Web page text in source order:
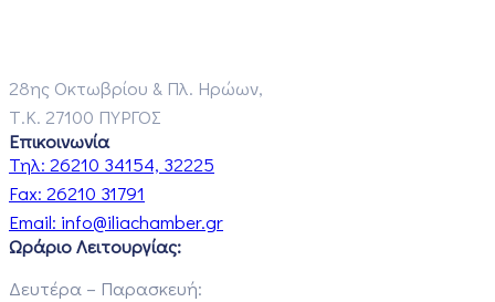
28ης Οκτωβρίου & Πλ. Ηρώων,
Τ.Κ. 27100 ΠΥΡΓΟΣ
Επικοινωνία
Τηλ: 26210 34154, 32225
Fax: 26210 31791
Email: info@iliachamber.gr
Ωράριο Λειτουργίας:
Δευτέρα – Παρασκευή: